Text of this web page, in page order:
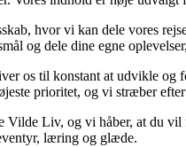
hvor vi kan dele vores
og dele dine egne
os til konstant at udvikle og
prioritet, og vi stræber
Vilde Liv, og vi håber, at du
læring og glæde.